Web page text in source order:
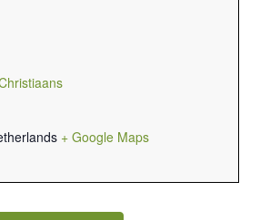
+ Google Maps